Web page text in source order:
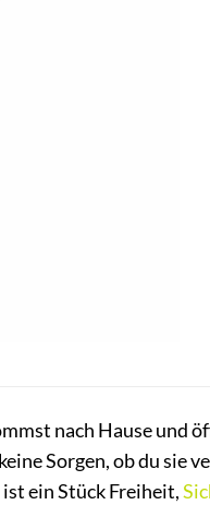
nach Hause und
Sorgen, ob du sie
ein Stück Freiheit,